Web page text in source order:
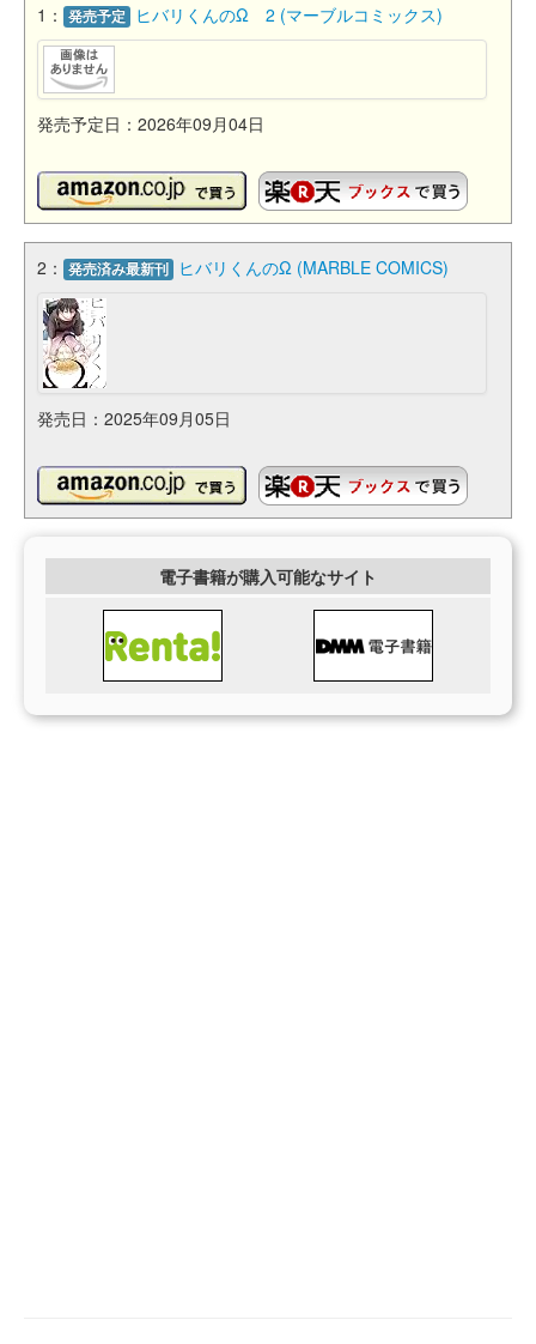
1： 発売予定 ヒバリくんのΩ 2 (マーブルコミックス)
発売予定日：2026年09月04日
2： 発売済み最新刊 ヒバリくんのΩ (MARBLE COMICS)
発売日：2025年09月05日
電子書籍が購入可能なサイト